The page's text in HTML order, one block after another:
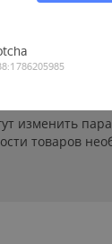
носят
цены,
изменить
товаров